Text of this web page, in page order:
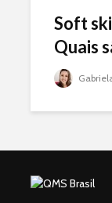
Soft
Quais